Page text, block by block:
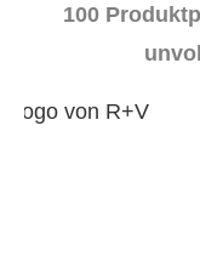
100